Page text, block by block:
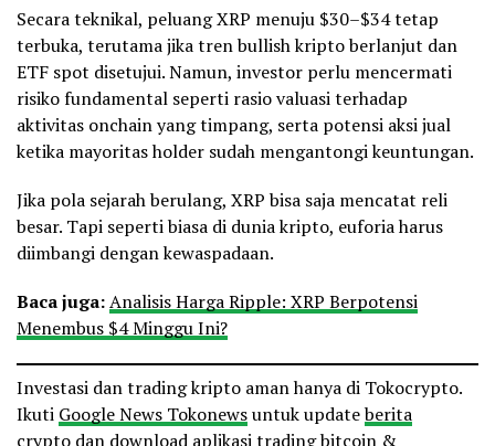
Secara teknikal, peluang XRP menuju $30–$34 tetap
terbuka, terutama jika tren bullish kripto berlanjut dan
ETF spot disetujui. Namun, investor perlu mencermati
risiko fundamental seperti rasio valuasi terhadap
aktivitas onchain yang timpang, serta potensi aksi jual
ketika mayoritas holder sudah mengantongi keuntungan.
Jika pola sejarah berulang, XRP bisa saja mencatat reli
besar. Tapi seperti biasa di dunia kripto, euforia harus
diimbangi dengan kewaspadaan.
Baca juga:Analisis Harga Ripple: XRP Berpotensi
Menembus $4 Minggu Ini?
Investasi dan trading kripto aman hanya di Tokocrypto.
Ikuti Google News Tokonewsuntuk updateberita
crypto dan download aplikasi trading bitcoin &